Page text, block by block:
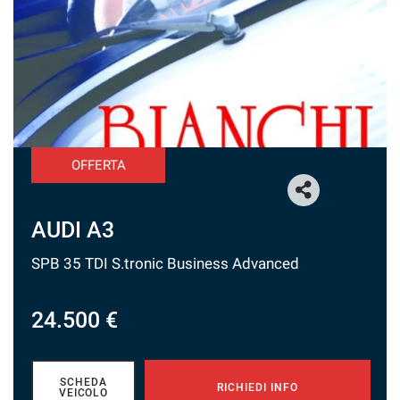
OFFERTA
AUDI A3
SPB 35 TDI S.tronic Business Advanced
24.500 €
SCHEDA
VEICOLO
RICHIEDI INFO
tracciamento
che
adottiamo
per
offrire
le
funzionalità
e
svolgere
attività
seguito
descritte.
Per
ottenere
informazioni
sull'utilità
sul
funzionamento